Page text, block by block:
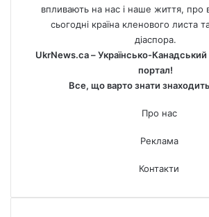
впливають на нас і наше життя, про
сьогодні країна кленового листа
діаспора.
UkrNews.ca – Українсько-Канадський
портал!
Все, що варто знати
Про нас
Реклама
Контакти